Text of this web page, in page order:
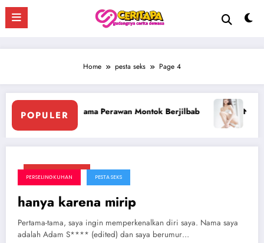
Skip
content
Home pesta seks Page 4
POPULER
Perawan Montok Berjilbab Ngentot Perawam Sampai
PERSELINGKUHAN PESTA SEKS
hanya karena mirip
Pertama-tama, saya ingin memperkenalkan diri saya. Nama saya
adalah Adam S**** (edited) dan saya berumur…